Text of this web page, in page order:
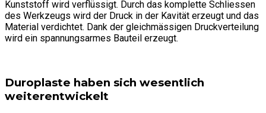
Kunststoff wird verflüssigt. Durch das komplette Schliessen
des Werkzeugs wird der Druck in der Kavität erzeugt und das
Material verdichtet. Dank der gleichmässigen Druckverteilung
wird ein spannungsarmes Bauteil erzeugt.
Duroplaste haben sich wesentlich
weiterentwickelt